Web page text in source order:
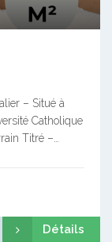
– Situé à
Catholique
Titré –…
Détails